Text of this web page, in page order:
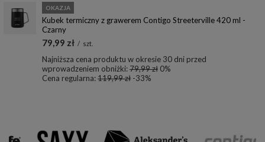
OKAZJA
Kubek termiczny z grawerem Contigo Streeterville 420 ml -
Czarny
79,99 zł / szt.
Najniższa cena produktu w okresie 30 dni przed
wprowadzeniem obniżki:79,99 zł 0%
Cena regularna:119,99 zł -33%